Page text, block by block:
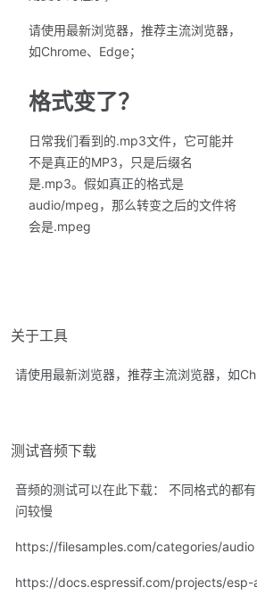
请使用最新浏览器，推荐主流浏览器，
如Chrome、Edge；
格式变了？
日常我们看到的.mp3文件，它可能并
不是真正的MP3，只是后缀名
是.mp3。假如真正的格式是
audio/mpeg，那么转变之后的文件将
会是.mpeg
关于工具
请使用最新浏览器，推荐主流浏览器，如
测试音频下载
音频的测试可以在此下载： 不同格式的都
问较慢
https://filesamples.com/categories/audio
https://docs.espressif.com/projects/